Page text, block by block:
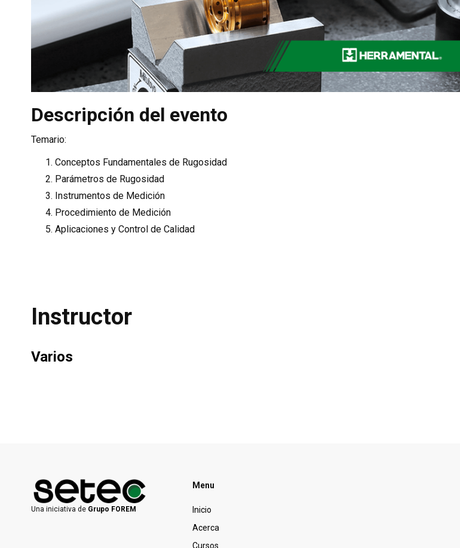
Descripción del evento
Temario:
Conceptos Fundamentales de Rugosidad
Parámetros de Rugosidad
Instrumentos de Medición
Procedimiento de Medición
Aplicaciones y Control de Calidad
Instructor
Varios
Una iniciativa de Grupo FOREM
Menu
Inicio
Acerca
Cursos